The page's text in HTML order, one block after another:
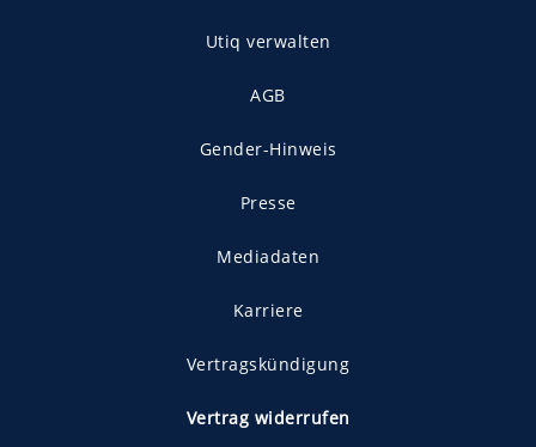
Utiq verwalten
AGB
Gender-Hinweis
Presse
Mediadaten
Karriere
Vertragskündigung
Vertrag widerrufen